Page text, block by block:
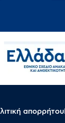
απορρήτου